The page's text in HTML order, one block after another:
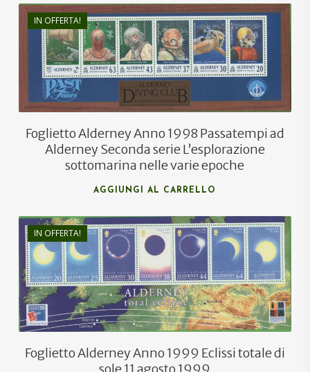
IN OFFERTA!
€10,00
€6,00
Foglietto Alderney Anno 1998 Passatempi ad
Alderney Seconda serie L’esplorazione
sottomarina nelle varie epoche
AGGIUNGI AL CARRELLO
IN OFFERTA!
€ 11,00
€6,60
Foglietto Alderney Anno 1999 Eclissi totale di